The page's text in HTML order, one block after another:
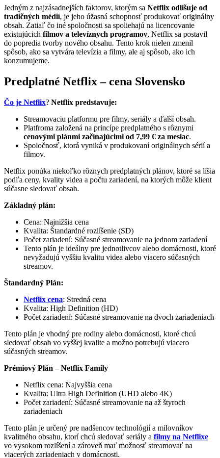
Jedným z najzásadnejších faktorov, ktorým sa Netflix odlišuje od
tradičných médií, je jeho úžasná schopnosť produkovať originálny
obsah. Zatiaľ čo iné spoločnosti sa spoliehajú na licencovanie
existujúcich filmov a televíznych programov, Netflix sa postavil
do popredia tvorby nového obsahu. Tento krok nielen zmenil
spôsob, ako sa vytvára televízia a filmy, ale aj spôsob, ako ich
konzumujeme.
Predplatné Netflix – cena Slovensko
Čo je Netflix? Netflix predstavuje:
Streamovaciu platformu pre filmy, seriály a ďalší obsah.
Platfroma založená na princípe predplatného s rôznymi
cenovými plánmi začínajúcimi od 7,99 € za mesiac.
Spoločnosť, ktorá vyniká v produkovaní originálnych sérií a
filmov.
Netflix ponúka niekoľko rôznych predplatných plánov, ktoré sa líšia
podľa ceny, kvality videa a počtu zariadení, na ktorých môže klient
súčasne sledovať obsah.
Základný plán:
Cena: Najnižšia cena
Kvalita: Štandardné rozlíšenie (SD)
Počet zariadení: Súčasné streamovanie na jednom zariadení
Tento plán je ideálny pre jednotlivcov alebo domácnosti, ktoré
nevyžadujú vyššiu kvalitu videa alebo viacero súčasných
streamov.
Štandardný Plán:
Netflix cena: Stredná cena
Kvalita: High Definition (HD)
Počet zariadení: Súčasné streamovanie na dvoch zariadeniach
Tento plán je vhodný pre rodiny alebo domácnosti, ktoré chcú
sledovať obsah vo vyššej kvalite a možno potrebujú viacero
súčasných streamov.
Prémiový Plán – Netflix Family
Netflix cena: Najvyššia cena
Kvalita: Ultra High Definition (UHD alebo 4K)
Počet zariadení: Súčasné streamovanie na až štyroch
zariadeniach
Tento plán je určený pre nadšencov technológií a milovníkov
kvalitného obsahu, ktorí chcú sledovať seriály a filmy na Netflixe
vo vysokom rozlíšení a zároveň mať možnosť streamovať na
viacerých zariadeniach v domácnosti.